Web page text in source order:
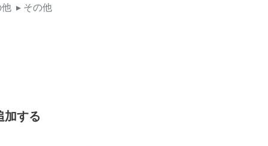
他 ▸ その他
加する